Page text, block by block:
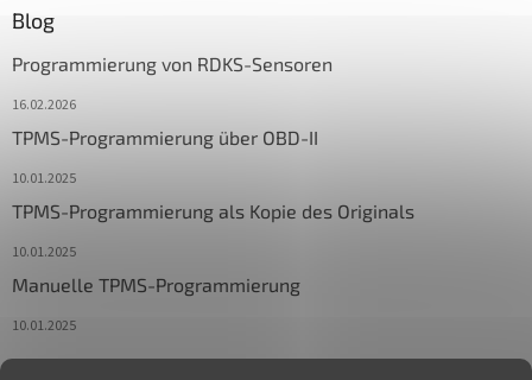
Blog
Programmierung von RDKS-Sensoren
16.02.2026
TPMS-Programmierung über OBD-II
10.01.2025
TPMS-Programmierung als Kopie des Originals
10.01.2025
Manuelle TPMS-Programmierung
10.01.2025